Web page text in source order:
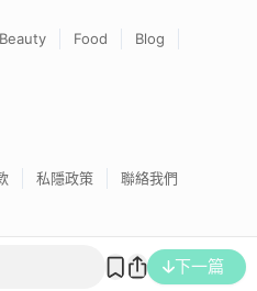
下一篇
Beauty Food
Blog
私隱政策 聯絡我們